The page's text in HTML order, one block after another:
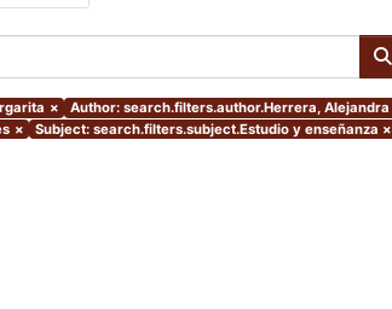
× Author: search.filters.author.Herrera, Alejandra
× Subject: search.filters.subject.Estudio y enseñanza ×